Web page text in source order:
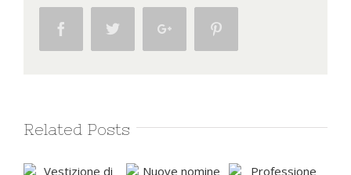
Facebook Twitter Google+
Related Posts